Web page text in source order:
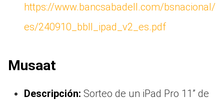
https://www.bancsabadell.com/bsnacional/
es/240910_bbll_ipad_v2_es.pdf
Musaat
Descripción: Sorteo de un iPad Pro 11” de